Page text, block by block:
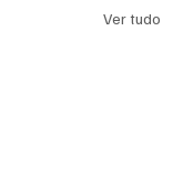
Ver tudo